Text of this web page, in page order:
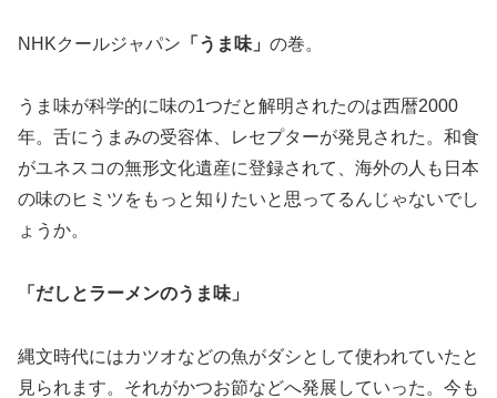
NHKクールジャパン 「うま味」 の巻。
うま味が科学的に味の1つだと解明されたのは西暦2000
年。舌にうまみの受容体、レセプターが発見された。和食
がユネスコの無形文化遺産に登録されて、海外の人も日本
の味のヒミツをもっと知りたいと思ってるんじゃないでし
ょうか。
「だしとラーメンのうま味」
縄文時代にはカツオなどの魚がダシとして使われていたと
見られます。それがかつお節などへ発展していった。今も